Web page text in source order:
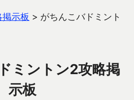
示板 > がちんこバドミント
ミントン2攻略掲
示板